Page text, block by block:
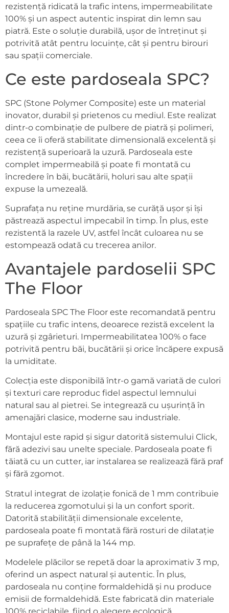
rezistență ridicată la trafic intens, impermeabilitate
100% și un aspect autentic inspirat din lemn sau
piatră. Este o soluție durabilă, ușor de întreținut și
potrivită atât pentru locuințe, cât și pentru birouri
sau spații comerciale.
Ce este pardoseala SPC?
SPC (Stone Polymer Composite) este un material
inovator, durabil și prietenos cu mediul. Este realizat
dintr-o combinație de pulbere de piatră și polimeri,
ceea ce îi oferă stabilitate dimensională excelentă și
rezistență superioară la uzură. Pardoseala este
complet impermeabilă și poate fi montată cu
încredere în băi, bucătării, holuri sau alte spații
expuse la umezeală.
Suprafața nu reține murdăria, se curăță ușor și își
păstrează aspectul impecabil în timp. În plus, este
rezistentă la razele UV, astfel încât culoarea nu se
estompează odată cu trecerea anilor.
Avantajele pardoselii SPC
The Floor
Pardoseala SPC The Floor este recomandată pentru
spațiile cu trafic intens, deoarece rezistă excelent la
uzură și zgârieturi. Impermeabilitatea 100% o face
potrivită pentru băi, bucătării și orice încăpere expusă
la umiditate.
Colecția este disponibilă într-o gamă variată de culori
și texturi care reproduc fidel aspectul lemnului
natural sau al pietrei. Se integrează cu ușurință în
amenajări clasice, moderne sau industriale.
Montajul este rapid și sigur datorită sistemului Click,
fără adezivi sau unelte speciale. Pardoseala poate fi
tăiată cu un cutter, iar instalarea se realizează fără praf
și fără zgomot.
Stratul integrat de izolație fonică de 1 mm contribuie
la reducerea zgomotului și la un confort sporit.
Datorită stabilității dimensionale excelente,
pardoseala poate fi montată fără rosturi de dilatație
pe suprafețe de până la 144 mp.
Modelele plăcilor se repetă doar la aproximativ 3 mp,
oferind un aspect natural și autentic. În plus,
pardoseala nu conține formaldehidă și nu produce
emisii de formaldehidă. Este fabricată din materiale